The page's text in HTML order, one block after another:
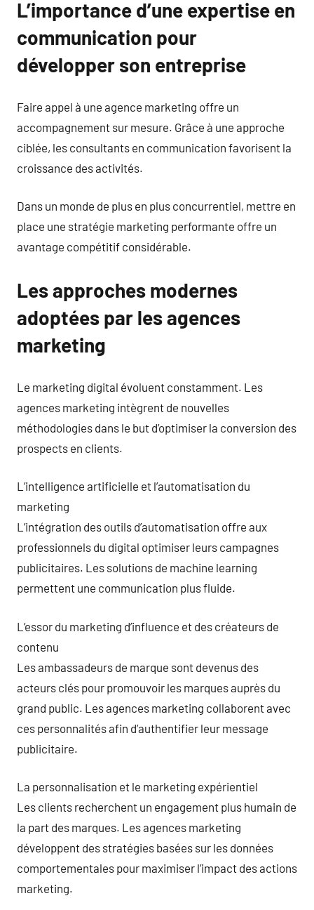
L’importance d’une expertise en
communication pour
développer son entreprise
Faire appel à une agence marketing offre un
accompagnement sur mesure. Grâce à une approche
ciblée, les consultants en communication favorisent la
croissance des activités.
Dans un monde de plus en plus concurrentiel, mettre en
place une stratégie marketing performante offre un
avantage compétitif considérable.
Les approches modernes
adoptées par les agences
marketing
Le marketing digital évoluent constamment. Les
agences marketing intègrent de nouvelles
méthodologies dans le but d’optimiser la conversion des
prospects en clients.
L’intelligence artificielle et l’automatisation du
marketing
L’intégration des outils d’automatisation offre aux
professionnels du digital optimiser leurs campagnes
publicitaires. Les solutions de machine learning
permettent une communication plus fluide.
L’essor du marketing d’influence et des créateurs de
contenu
Les ambassadeurs de marque sont devenus des
acteurs clés pour promouvoir les marques auprès du
grand public. Les agences marketing collaborent avec
ces personnalités afin d’authentifier leur message
publicitaire.
La personnalisation et le marketing expérientiel
Les clients recherchent un engagement plus humain de
la part des marques. Les agences marketing
développent des stratégies basées sur les données
comportementales pour maximiser l’impact des actions
marketing.